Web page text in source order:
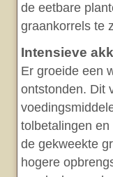
de eetbare
graankorrels te
Intensieve
Er groeide een
ontstonden. Dit
tolbetalingen
de gekweekte
hogere